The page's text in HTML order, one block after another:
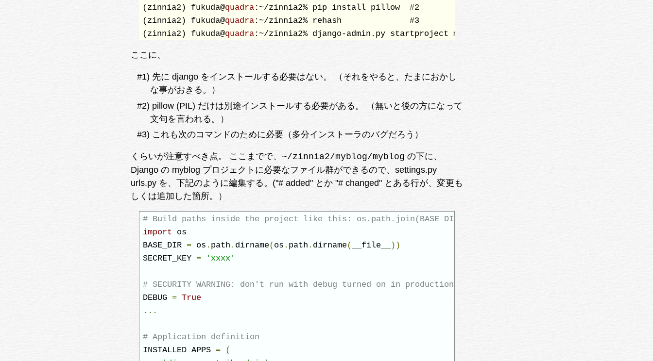
(zinnia2) fukuda@quadra:~/zinnia2% pip install pillow  #2
(zinnia2) fukuda@quadra:~/zinnia2% rehash              #3
(zinnia2) fukuda@quadra:~/zinnia2% django-admin.py startproject myblog
ここに、
#1) 先に django をインストールする必要はない。 （それをやると、たまにおかし
な事がおきる。）
#2) pillow (PIL) だけは別途インストールする必要がある。 （無いと後の方になって
文句を言われる。）
#3) これも次のコマンドのために必要（多分インストーラのバグだろう）
くらいが注意すべき点。 ここまでで、 ~/zinnia2/myblog/myblog の下に、
Django の myblog プロジェクトに必要なファイル群ができるので、settings.py
urls.py を、下記のように編集する。("# added" とか "# changed" とある行が、変更も
しくは追加した箇所。）
# Build paths inside the project like this: os.path.join(BASE_DIR, ...)
import os
BASE_DIR = os . path . dirname( os . path . dirname( __file__
))
SECRET_KEY = 'xxxx'
# SECURITY WARNING: don't run with debug turned on in production!
DEBUG = True
...
# Application definition
INSTALLED_APPS =
(